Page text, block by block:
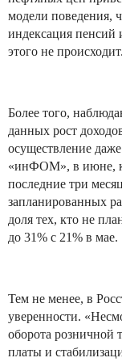
модели поведения,
индексация пенсий
этого не происходит.
Более того,
данных рост
осуществление
«инФОМ», в июне,
последние три
запланированных
доля тех, кто не
до 31% с 21% в мае.
Тем не менее, в
уверенности.
оборота розничной
платы и